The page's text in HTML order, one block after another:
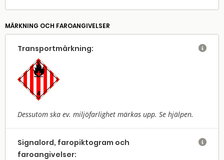
MÄRKNING OCH FAROANGIVELSER
Transport­märkning:
Dessutom ska ev. miljöfarlighet märkas upp. Se hjälpen.

Signalord, faropiktogram och
faroangivelser:
